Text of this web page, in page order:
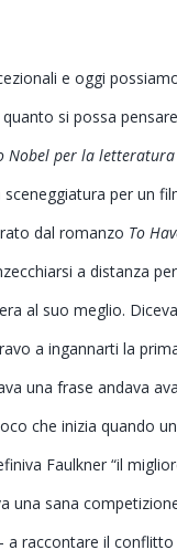
e oggi
si possa
Nobel per la letteratura
per un
dal romanzo To
a distanza
al suo meglio.
a ingannarti la
una frase andava
che inizia quando
Faulkner “il
sana
raccontare il